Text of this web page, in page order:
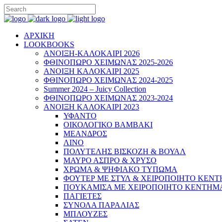
ΑΡΧΙΚΗ
LOOKBOOKS
ΑΝΟΙΞΗ-ΚΑΛΟΚΑΙΡΙ 2026
ΦΘΙΝΟΠΩΡΟ ΧΕΙΜΩΝΑΣ 2025-2026
ΑΝΟΙΞΗ ΚΑΛΟΚΑΙΡΙ 2025
ΦΘΙΝΟΠΩΡΟ ΧΕΙΜΩΝΑΣ 2024-2025
Summer 2024 – Juicy Collection
ΦΘΙΝΟΠΩΡΟ ΧΕΙΜΩΝΑΣ 2023-2024
ΑΝΟΙΞΗ ΚΑΛΟΚΑΙΡΙ 2023
ΥΦΑΝΤΟ
ΟΙΚΟΛΟΓΙΚΟ ΒΑΜΒΑΚΙ
ΜΕΑΝΔΡΟΣ
ΛΙΝΟ
ΠΟΛΥΤΕΛΗΣ ΒΙΣΚΟΖΗ & ΒΟΥΑΛ
ΜΑΥΡΟ ΑΣΠΡΟ & ΧΡΥΣΟ
ΧΡΩΜΑ & ΨΗΦΙΑΚΟ ΤΥΠΩΜΑ
ΦΟΥΤΕΡ ΜΕ ΣΤΥΛ & ΧΕΙΡΟΠΟΙΗΤΟ
ΠΟΥΚΑΜΙΣΑ ΜΕ ΧΕΙΡΟΠΟΙΗΤΟ
ΠΑΓΙΕΤΕΣ
ΣΥΝΟΛΑ ΠΑΡΑΛΙΑΣ
ΜΠΛΟΥΖΕΣ